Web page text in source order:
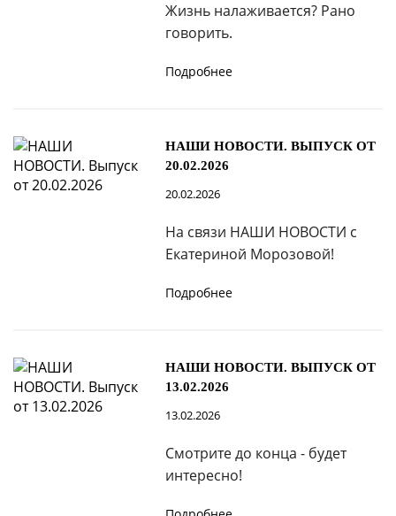
Жизнь налаживается? Рано
говорить.
Подробнее
НАШИ НОВОСТИ. ВЫПУСК ОТ
20.02.2026
20.02.2026
На связи НАШИ НОВОСТИ с
Екатериной Морозовой!
Подробнее
НАШИ НОВОСТИ. ВЫПУСК ОТ
13.02.2026
13.02.2026
Смотрите до конца - будет
интересно!